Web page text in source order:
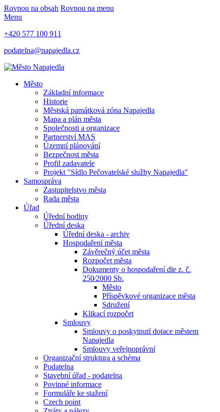
Rovnou na obsah Rovnou na menu
Menu
+420 577 100 911
podatelna@napajedla.cz
Město
Základní informace
Historie
Městská památková zóna Napajedla
Mapa a plán města
Společnosti a organizace
Partnerství MAS
Územní plánování
Bezpečnost města
Profil zadavatele
Projekt "Sídlo Pečovatelské služby Napajedla"
Samospráva
Zastupitelstvo města
Rada města
Úřad
Úřední hodiny
Úřední deska
Úřední deska - archiv
Hospodaření města
Závěrečný účet města
Rozpočet města
Dokumenty o hospodaření dle z. č.
250⁄2000 Sb.
Město
Příspěvkové organizace města
Sdružení
Klikací rozpočet
Smlouvy
Smlouvy o poskytnutí dotace městem
Napajedla
Smlouvy veřejnoprávní
Organizační struktura a schéma
Podatelna
Stavební úřad - podatelna
Povinné informace
Formuláře ke stažení
Czech point